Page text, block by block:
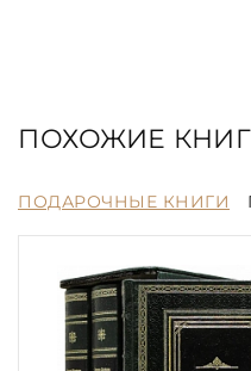
ПОХОЖИЕ
ПОДАРОЧНЫЕ КНИГИ